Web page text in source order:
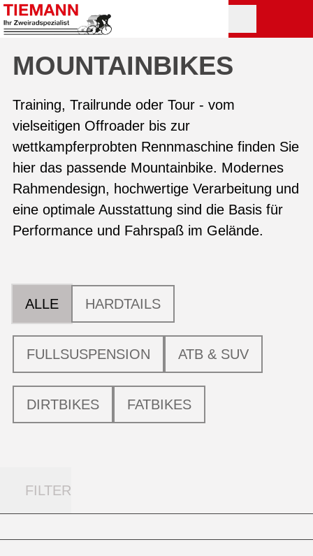
MOUNTAIN­BIKES
Training, Trailrunde oder Tour - vom
vielseitigen Offroader bis zur
wettkampferprobten Rennmaschine finden Sie
hier das passende Mountainbike. Modernes
Rahmendesign, hochwertige Verarbeitung und
eine optimale Ausstattung sind die Basis für
Performance und Fahrspaß im Gelände.
ALLE HARDTAILS
FULLSUSPENSION ATB & SUV
DIRTBIKES FATBIKES
FILTER